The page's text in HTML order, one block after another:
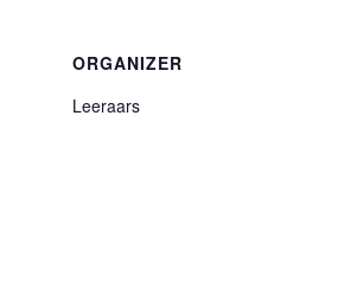
ORGANIZER
Leeraars